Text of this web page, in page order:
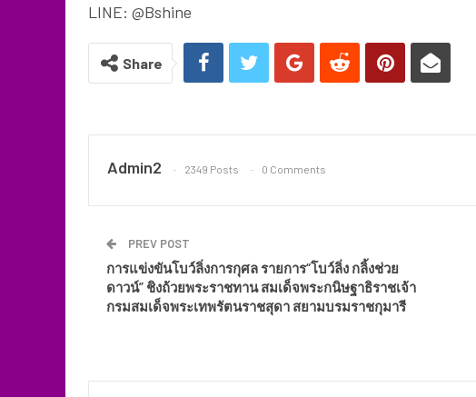
LINE: @Bshine
Share
Admin2 2349 Posts 0 Comments
PREV POST
การแข่งขันโบว์ลิ่งการกุศล รายการ“โบว์ลิ่ง กลิ้งช่วย
ดาวน์” ชิงถ้วยพระราชทาน สมเด็จพระกนิษฐาธิราชเจ้า
กรมสมเด็จพระเทพรัตนราชสุดา สยามบรมราชกุมารี